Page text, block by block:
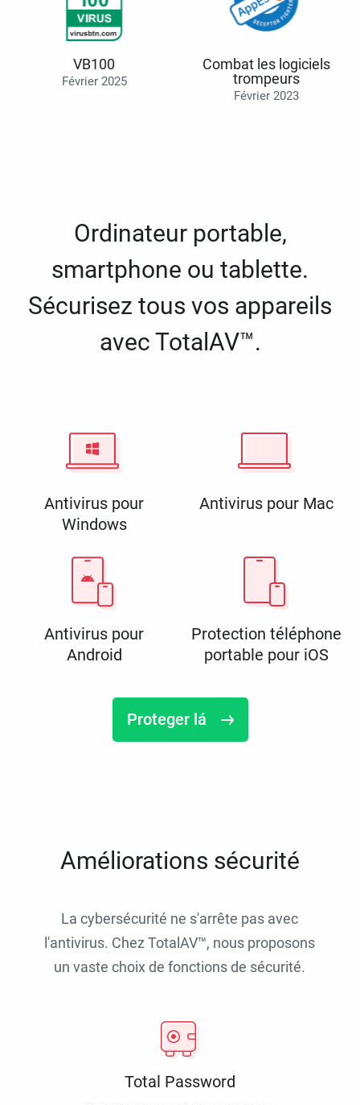
VB100
Février 2025
Combat les logiciels
trompeurs
Février 2023
Ordinateur portable,
smartphone ou tablette.
Sécurisez tous vos appareils
avec TotalAV™.
Antivirus pour
Windows
Antivirus pour Mac
Antivirus pour
Android
Protection téléphone
portable pour iOS
Proteger lá
Améliorations sécurité
La cybersécurité ne s'arrête pas avec
l'antivirus. Chez TotalAV™, nous proposons
un vaste choix de fonctions de sécurité.
Total Password